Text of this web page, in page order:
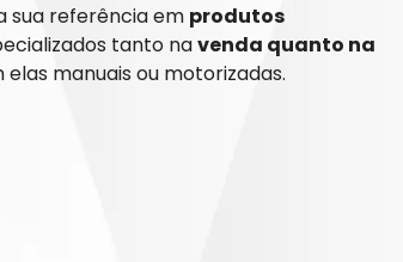
sua referência em produtos
tanto navenda quanto na
elas manuais ou motorizadas.